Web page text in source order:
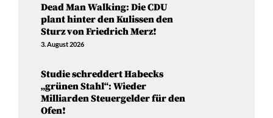
Dead Man Walking: Die CDU
plant hinter den Kulissen den
Sturz von Friedrich Merz!
3. August 2026
Studie schreddert Habecks
„grünen Stahl“: Wieder
Milliarden Steuergelder für den
Ofen!